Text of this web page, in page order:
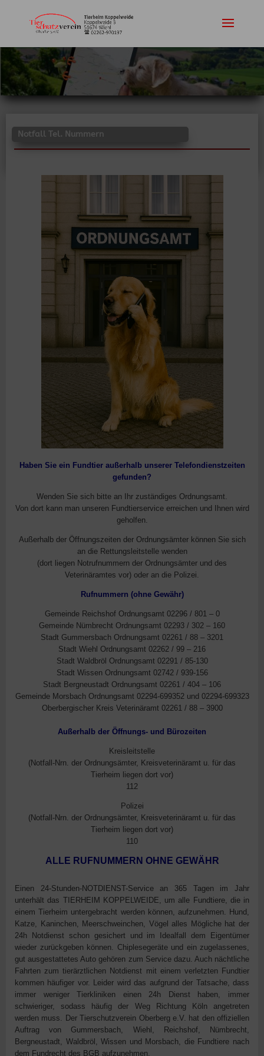
Notfall Tel. Nummern
Haben Sie ein Fundtier außerhalb unserer Telefondienstzeiten
gefunden?
Wenden Sie sich bitte an Ihr zuständiges Ordnungsamt.
Von dort kann man unseren Fundtierservice erreichen und Ihnen wird
geholfen.
Außerhalb der Öffnungszeiten der Ordnungsämter können Sie sich
an die Rettungsleitstelle wenden
(dort liegen Notrufnummern der Ordnungsämter und des
Veterinäramtes vor) oder an die Polizei.
Rufnummern (ohne Gewähr)
Gemeinde Reichshof Ordnungsamt 02296 / 801 – 0
Gemeinde Nümbrecht Ordnungsamt 02293 / 302 – 160
Stadt Gummersbach Ordnungsamt 02261 / 88 – 3201
Stadt Wiehl Ordnungsamt 02262 / 99 – 216
Stadt Waldbröl Ordnungsamt 02291 / 85-130
Stadt Wissen Ordnungsamt 02742 / 939-156
Stadt Bergneustadt Ordnungsamt 02261 / 404 – 106
Gemeinde Morsbach Ordnungsamt 02294-699352 und 02294-699323
Oberbergischer Kreis Veterinäramt 02261 / 88 – 3900
Außerhalb der Öffnungs- und Bürozeiten
Kreisleitstelle
(Notfall-Nrn. der Ordnungsämter, Kreisveterinäramt u. für das
Tierheim liegen dort vor)
112
Polizei
(Notfall-Nrn. der Ordnungsämter, Kreisveterinäramt u. für das
Tierheim liegen dort vor)
110
ALLE RUFNUMMERN OHNE GEWÄHR
Einen 24-Stunden-NOTDIENST-Service an 365 Tagen im Jahr
unterhält das TIERHEIM KOPPELWEIDE, um alle Fundtiere, die in
einem Tierheim untergebracht werden können, aufzunehmen. Hund,
Katze, Kaninchen, Meerschweinchen, Vögel alles Mögliche hat der
24h Notdienst schon gesichert und im Idealfall dem Eigentümer
wieder zurückgeben können. Chiplesegeräte und ein zugelassenes,
gut ausgestattetes Auto gehören zum Service dazu. Auch nächtliche
Fahrten zum tierärztlichen Notdienst mit einem verletzten Fundtier
kommen häufiger vor. Leider wird das aufgrund der Tatsache, dass
immer weniger Tierkliniken einen 24h Dienst haben, immer
schwieriger, sodass häufig der Weg Richtung Köln angetreten
werden muss. Der Tierschutzverein Oberberg e.V. hat den offiziellen
Auftrag von Gummersbach, Wiehl, Reichshof, Nümbrecht,
Bergneustadt, Waldbröl, Wissen und Morsbach, die Fundtiere nach
dem Fundrecht des BGB aufzunehmen.